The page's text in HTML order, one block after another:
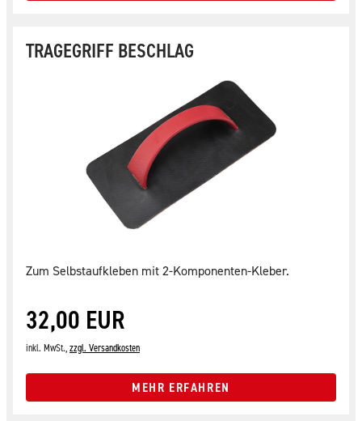
TRAGEGRIFF BESCHLAG
Zum Selbstaufkleben mit 2-Komponenten-Kleber.
32,00 EUR
inkl. MwSt.,zzgl. Versandkosten
MEHR ERFAHREN